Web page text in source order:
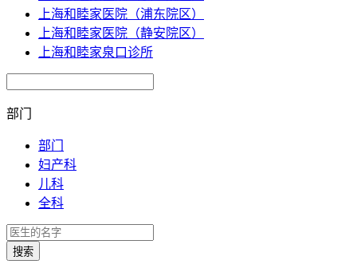
上海和睦家医院（浦东院区）
上海和睦家医院（静安院区）
上海和睦家泉口诊所
部门
部门
妇产科
儿科
全科